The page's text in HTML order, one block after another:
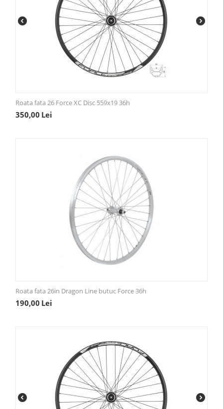
Roata fata 26 Force XC Disc 559x19 36h
350,00 Lei
Roata fata 26in Dragon Line butuc Force 36h
190,00 Lei